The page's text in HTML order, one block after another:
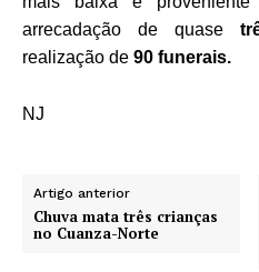
arrecadação de quase
realização de 90 funerais.
NJ
Artigo anterior
Chuva mata três crianças
no Cuanza-Norte